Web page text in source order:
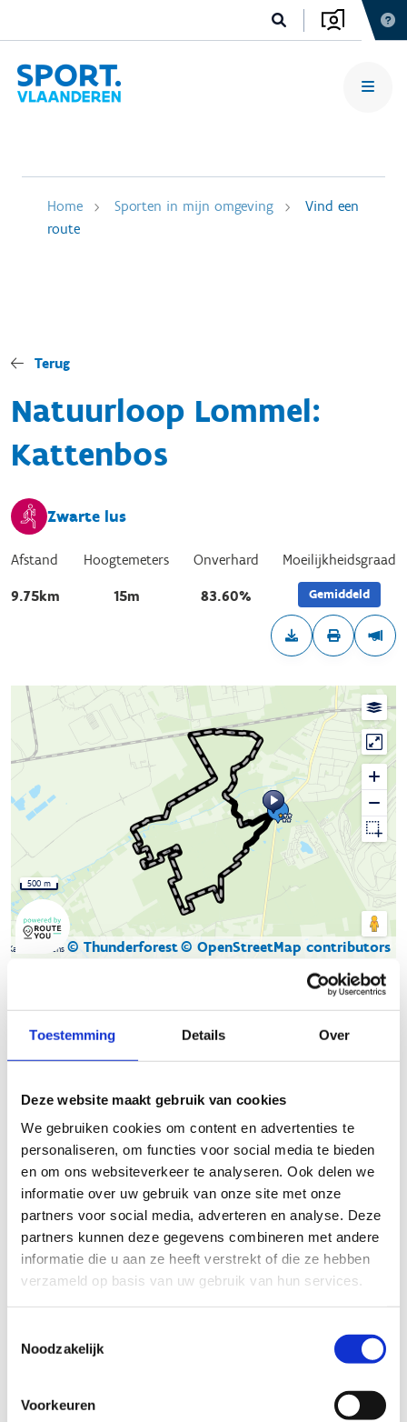
Toestemming Details Over
Deze website maakt gebruik van cookies
We gebruiken cookies om content en advertenties te
personaliseren, om functies voor social media te bieden
en om ons websiteverkeer te analyseren. Ook delen we
informatie over uw gebruik van onze site met onze
partners voor social media, adverteren en analyse. Deze
partners kunnen deze gegevens combineren met andere
informatie die u aan ze heeft verstrekt of die ze hebben
verzameld op basis van uw gebruik van hun services.
Noodzakelijk
Voorkeuren
Home Sporten in mijn omgeving
Vind een
route
Terug
Natuurloop Lommel:
Kattenbos
Zwarte lus
Afstand
9.75km
Hoogtemeters
15m
Onverhard
83.60%
Moeilijkheidsgraad
Gemiddeld
Kaartgegevens © Thunderforest© OpenStreetMap contributors
500 m
Beschrijving van de route
De natuurloop in Lommel bestaat uit maar liefst elf lussen in
Kolonie,WaaltjesbosenKattenbos. Door de connecties
tussen die verschillende gebieden zijn heel wat combinaties en
dus ook afstanden mogelijk. Zo zijn de parcours van Kolonie,
Sahara en Waaltjesbos met elkaar verbonden. Zowel de start-
to-runners als de trail- en marathonlopers zullen er dus hun
hart kunnen ophalen.
Kattenbos kun je ontdekken via de rode lus van 4,8 km of de
zwarte lus van 9,7 km. Die natuurparel heeft een rijke
geschiedenis. Je kunt er genieten van zowel de heidepracht als
Startplaatsen